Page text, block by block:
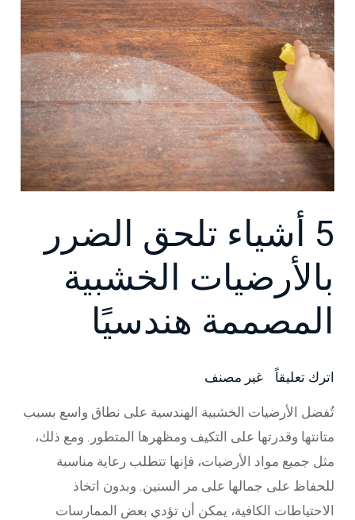
5 أشياء تلحق الضرر
بالأرضيات الخشبية
المصممة هندسيًا
اترك تعليقاً /غير مصنف
تُفضل الأرضيات الخشبية الهندسية على نطاق واسع بسبب
متانتها وقدرتها على التكيف ومظهرها المتطور. ومع ذلك،
مثل جميع مواد الأرضيات، فإنها تتطلب رعاية مناسبة
للحفاظ على جمالها على مر السنين. وبدون اتخاذ
الاحتياطات الكافية، يمكن أن تؤدي بعض الممارسات
أشياء
تلحق
الضرر
بالأرضيات
الخشبية
المصممة
هندسيًا